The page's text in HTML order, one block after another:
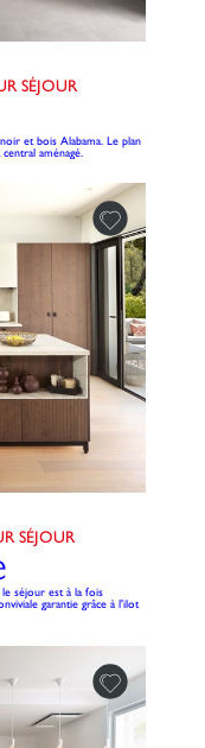
SÉJOUR
et bois Alabama. Le plan
aménagé.
SÉJOUR
séjour est à la fois
garantie grâce à l'ilot